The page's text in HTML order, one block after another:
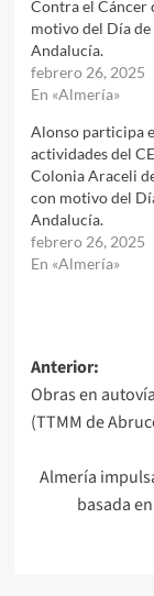
Contra el Cáncer
motivo del Día de
Andalucía.
febrero 26, 2025
En «Almería»
Alonso participa
actividades del
Colonia Araceli
con motivo del
Andalucía.
febrero 26, 2025
En «Almería»
de
Anterior:
Obras en
(TTMM de
Almería
basada